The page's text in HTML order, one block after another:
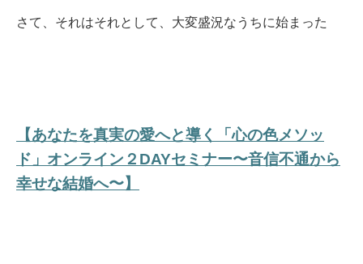
さて、それはそれとして、大変盛況なうちに始まった
【あなたを真実の愛へと導く「心の色メソッ
ド」オンライン２DAYセミナー〜音信不通から
幸せな結婚へ〜】